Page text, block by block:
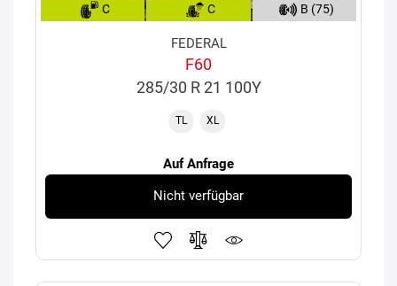
C C B (75)
FEDERAL
F60
285/30 R 21 100Y
TL XL
Auf Anfrage
Nicht verfügbar